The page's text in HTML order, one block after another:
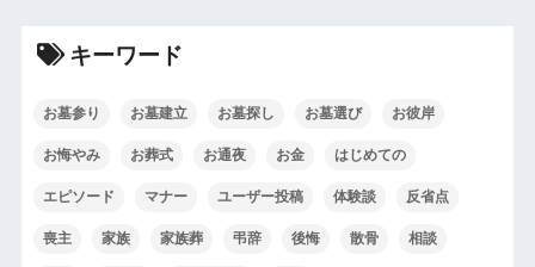
キーワード
お墓参り お墓建立 お墓探し お墓選び お彼岸
お悔やみ お葬式 お通夜 お金 はじめての
エピソード マナー ユーザー投稿 体験談 反省点
喪主 家族 家族葬 弔辞 後悔 散骨 相談